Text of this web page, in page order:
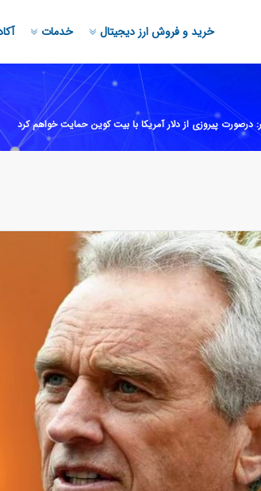
خرید و فروش ارز دیجیتال خدمات
درصورت پیروزی از دلار آمریکا با بیت کوین حمایت خواهم کرد